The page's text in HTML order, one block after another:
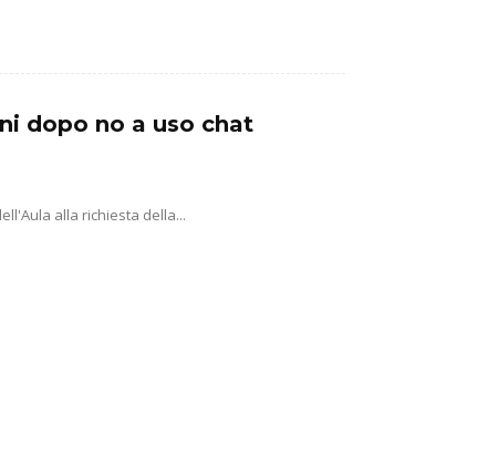
dopo no a uso chat
alla richiesta della...